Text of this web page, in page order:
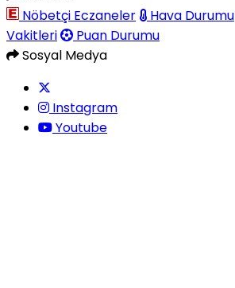
Nöbetçi Eczaneler
Hava Durumu
Vakitleri
Puan Durumu
Sosyal Medya
Instagram
Youtube